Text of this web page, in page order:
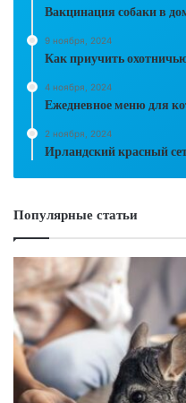
Вакцинация собаки в
9 ноября, 2024
Как приучить
4 ноября, 2024
Ежедневное меню для
2 ноября, 2024
Ирландский красный
Популярные статьи